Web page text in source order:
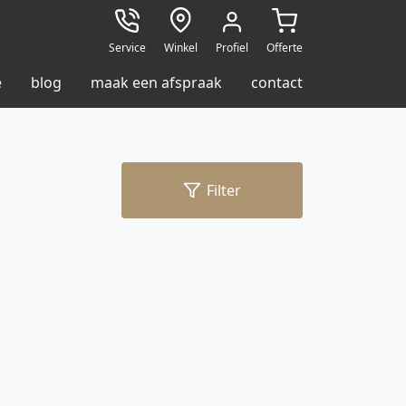
Service Winkel Profiel Offerte
blog maak een afspraak contact
Filter